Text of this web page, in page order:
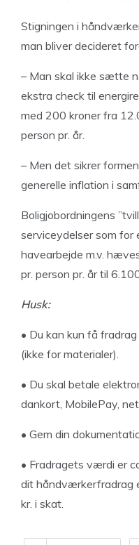
Stigningen i
man bliver decideret
– Man skal ikke sætte
ekstra check til
med 200 kroner fra
person pr. år.
– Men det sikrer
generelle inflation i
Boligjobordningens
serviceydelser som for
havearbejde m.v.
pr. person pr. år til
Husk:
• Du kan kun få
(ikke for materialer).
• Du skal betale
dankort, MobilePay,
• Gem din
• Fradragets værdi er
dit håndværkerfradrag
kr. i skat.